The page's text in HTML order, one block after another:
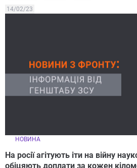
14/02/23
НОВИНА
На росії агітують іти на війну
обіцяють доплати за кожен